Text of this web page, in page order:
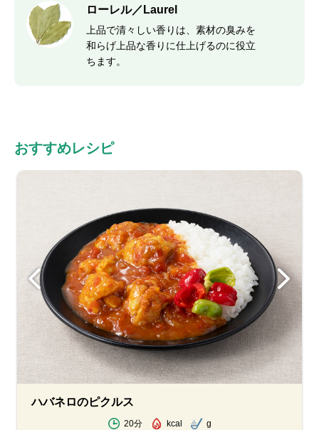
ローレル／Laurel
上品で清々しい香りは、素材の臭みを
和らげ上品な香りに仕上げるのに役立
ちます。
おすすめレシピ
ハバネロのピクルス
20分 kcal g